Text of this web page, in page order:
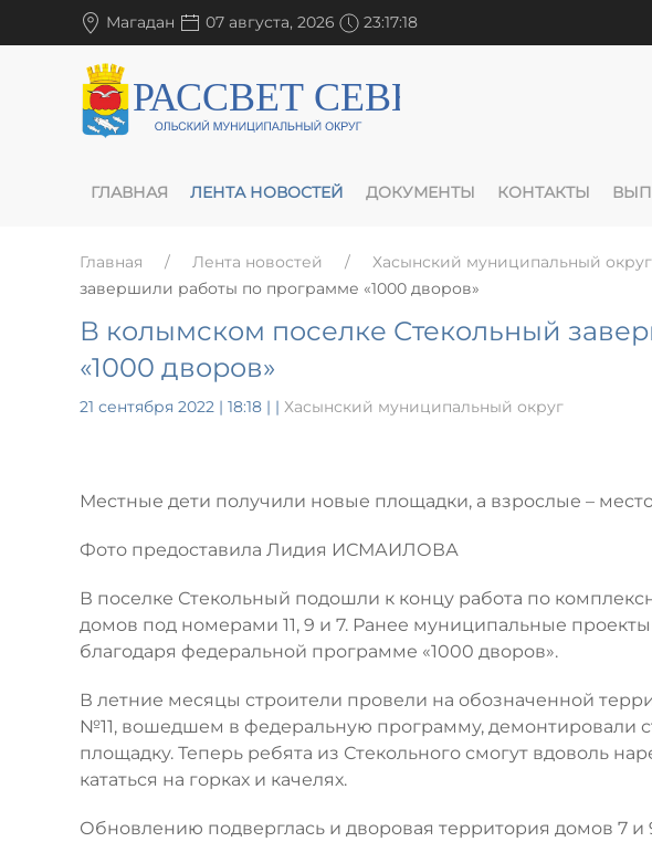
Магадан 07 августа, 2026 23:17:19
ГЛАВНАЯ ЛЕНТА НОВОСТЕЙ ДОКУМЕНТЫ КОНТАКТЫ
Главная Лента новостей Хасынский муниципальный округ
завершили работы по программе «1000 дворов»
В колымском поселке Стекольный
«1000 дворов»
21 сентября 2022 | 18:18 | | Хасынский муниципальный округ
Местные дети получили новые площадки, а взрослые –
Фото предоставила Лидия ИСМАИЛОВА
В поселке Стекольный подошли к концу работа по
домов под номерами 11, 9 и 7. Ранее муниципальные
благодаря федеральной программе «1000 дворов».
В летние месяцы строители провели на обозначенной
№11, вошедшем в федеральную программу, демонтировали
площадку. Теперь ребята из Стекольного смогут вдоволь
кататься на горках и качелях.
Обновлению подверглась и дворовая территория домов 7 и